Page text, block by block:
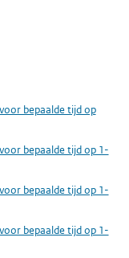
bepaalde tijd op
bepaalde tijd op 1-
bepaalde tijd op 1-
bepaalde tijd op 1-